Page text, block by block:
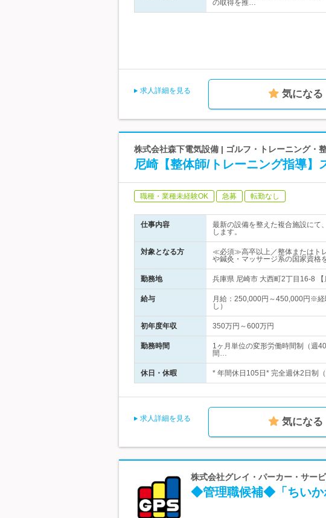
の取得を推…
求人詳細を見る 気になる
株式会社森下電気設備 | ゴルフ・トレーニング・
尼崎【整体師/トレーニング指導】
職種・業種未経験OK 急募 転勤なし
仕事内容
最新の設備を整えた複合施設にて
します。
対象となる方
≪必須≫高卒以上／整体またはト
や鍼灸・マッサージ系の国家資格
勤務地 兵庫県 尼崎市 大西町2丁目16-8
給与
月給：250,000円～450,000円※
し）
初年度年収 350万円～600万円
勤務時間
1ヶ月単位の変形労働時間制（週
間…
休日・休暇 * 年間休日105日* 完全週休2日制
求人詳細を見る 気になる
株式会社グレイ・パーカー・サー
◆管理職候補◆「ちいか